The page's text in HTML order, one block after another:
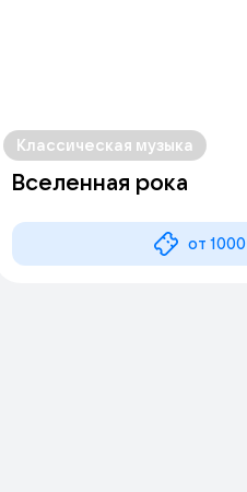
Классическая музыка
Вселенная рока
от